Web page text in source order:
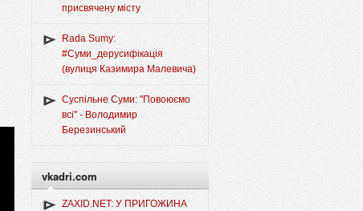
присвячену місту
Rada Sumy:
#Суми_дерусифікація
(вулиця Казимира Малевича)
Суспільне Суми: "Повоюємо
всі" - Володимир
Березинський
vkadri.com
ZAXID.NET: У ПРИГОЖИНА